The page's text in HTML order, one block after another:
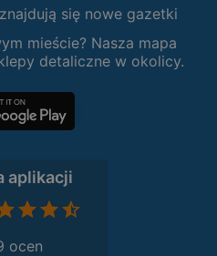
się nowe gazetki
mieście? Nasza mapa
detaliczne w okolicy.
aplikacji
ocen